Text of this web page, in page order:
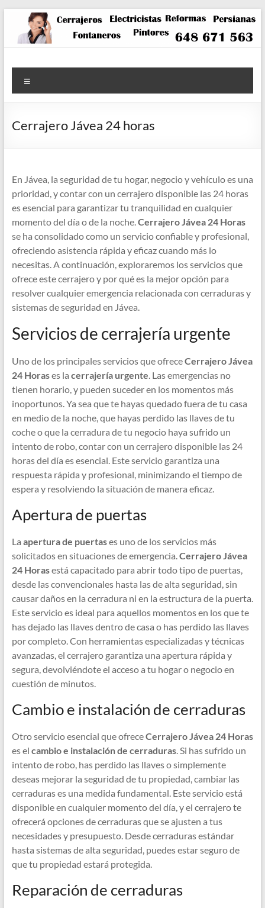
contenido
Cerrajero Jávea 24 horas
En Jávea, la seguridad de tu hogar, negocio y vehículo es una
prioridad, y contar con un cerrajero disponible las 24 horas
es esencial para garantizar tu tranquilidad en cualquier
momento del día o de la noche.Cerrajero Jávea 24 Horas
se ha consolidado como un servicio confiable y profesional,
ofreciendo asistencia rápida y eficaz cuando más lo
necesitas. A continuación, exploraremos los servicios que
ofrece este cerrajero y por qué es la mejor opción para
resolver cualquier emergencia relacionada con cerraduras y
sistemas de seguridad en Jávea.
Servicios de cerrajería urgente
Uno de los principales servicios que ofreceCerrajero Jávea
24 Horases la cerrajería urgente. Las emergencias no
tienen horario, y pueden suceder en los momentos más
inoportunos. Ya sea que te hayas quedado fuera de tu casa
en medio de la noche, que hayas perdido las llaves de tu
coche o que la cerradura de tu negocio haya sufrido un
intento de robo, contar con un cerrajero disponible las 24
horas del día es esencial. Este servicio garantiza una
respuesta rápida y profesional, minimizando el tiempo de
espera y resolviendo la situación de manera eficaz.
Apertura de puertas
La apertura de puertases uno de los servicios más
solicitados en situaciones de emergencia.Cerrajero Jávea
24 Horasestá capacitado para abrir todo tipo de puertas,
desde las convencionales hasta las de alta seguridad, sin
causar daños en la cerradura ni en la estructura de la puerta.
Este servicio es ideal para aquellos momentos en los que te
has dejado las llaves dentro de casa o has perdido las llaves
por completo. Con herramientas especializadas y técnicas
avanzadas, el cerrajero garantiza una apertura rápida y
segura, devolviéndote el acceso a tu hogar o negocio en
cuestión de minutos.
Cambio e instalación de cerraduras
Otro servicio esencial que ofreceCerrajero Jávea 24 Horas
es el cambio e instalación de cerraduras. Si has sufrido un
intento de robo, has perdido las llaves o simplemente
deseas mejorar la seguridad de tu propiedad, cambiar las
cerraduras es una medida fundamental. Este servicio está
disponible en cualquier momento del día, y el cerrajero te
ofrecerá opciones de cerraduras que se ajusten a tus
necesidades y presupuesto. Desde cerraduras estándar
hasta sistemas de alta seguridad, puedes estar seguro de
que tu propiedad estará protegida.
Reparación de cerraduras